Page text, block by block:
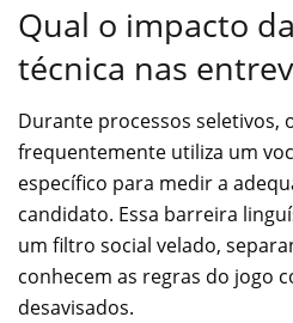
Qual o impacto
técnica nas
Durante processos seletivos,
frequentemente utiliza um
específico para medir a
candidato. Essa barreira
um filtro social velado,
conhecem as regras do jogo
desavisados.